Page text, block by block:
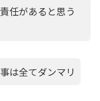
任があると思う
は全てダンマリ